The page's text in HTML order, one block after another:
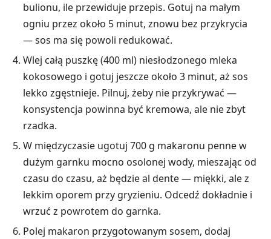
bulionu, ile przewiduje przepis. Gotuj na małym
ogniu przez około 5 minut, znowu bez przykrycia
— sos ma się powoli redukować.
Wlej całą puszkę (400 ml) niesłodzonego mleka
kokosowego i gotuj jeszcze około 3 minut, aż sos
lekko zgęstnieje. Pilnuj, żeby nie przykrywać —
konsystencja powinna być kremowa, ale nie zbyt
rzadka.
W międzyczasie ugotuj 700 g makaronu penne w
dużym garnku mocno osolonej wody, mieszając od
czasu do czasu, aż będzie al dente — miękki, ale z
lekkim oporem przy gryzieniu. Odcedź dokładnie i
wrzuć z powrotem do garnka.
Polej makaron przygotowanym sosem, dodaj